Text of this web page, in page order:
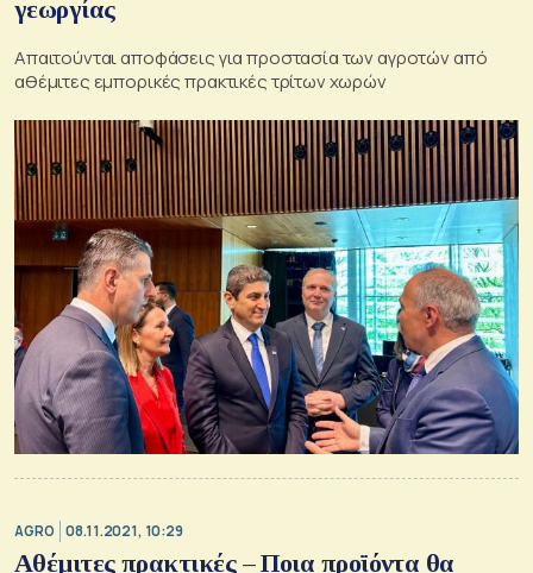
γεωργίας
Απαιτούνται αποφάσεις για προστασία των αγροτών από
αθέμιτες εμπορικές πρακτικές τρίτων χωρών
AGRO 08.11.2021, 10:29
Αθέμιτες πρακτικές – Ποια προϊόντα θα